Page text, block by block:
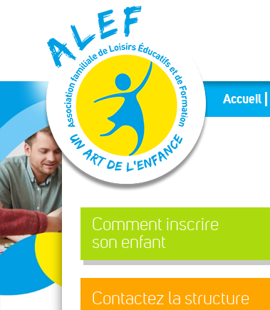
Panneau de gestion des cookies
Accueil
Comment inscrire
son enfant
Contactez la structure